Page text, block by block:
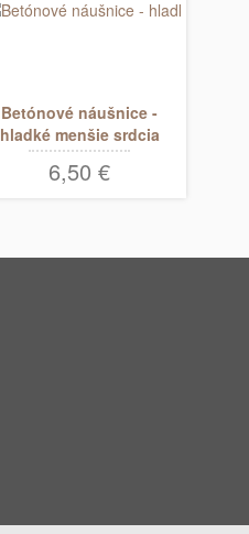
Betónové náušnice -
hladké menšie srdcia
6,50 €